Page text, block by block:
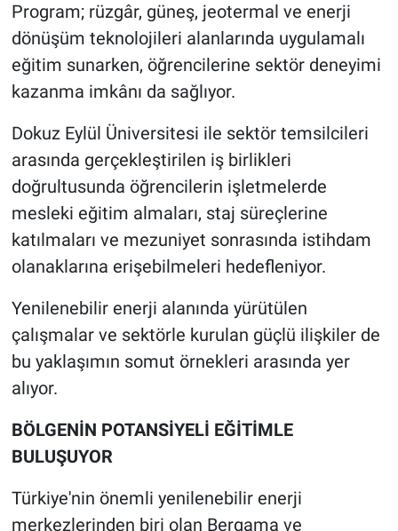
Program; rüzgâr, güneş, jeotermal ve enerji
dönüşüm teknolojileri alanlarında uygulamalı
eğitim sunarken, öğrencilerine sektör deneyimi
kazanma imkânı da sağlıyor.
Dokuz Eylül Üniversitesi ile sektör temsilcileri
arasında gerçekleştirilen iş birlikleri
doğrultusunda öğrencilerin işletmelerde
mesleki eğitim almaları, staj süreçlerine
katılmaları ve mezuniyet sonrasında istihdam
olanaklarına erişebilmeleri hedefleniyor.
Yenilenebilir enerji alanında yürütülen
çalışmalar ve sektörle kurulan güçlü ilişkiler de
bu yaklaşımın somut örnekleri arasında yer
alıyor.
BÖLGENİN POTANSİYELİ EĞİTİMLE
BULUŞUYOR
Türkiye'nin önemli yenilenebilir enerji
merkezlerinden biri olan Bergama ve